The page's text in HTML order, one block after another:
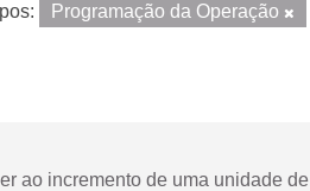
Programação da Operação
ao incremento de uma unidade de